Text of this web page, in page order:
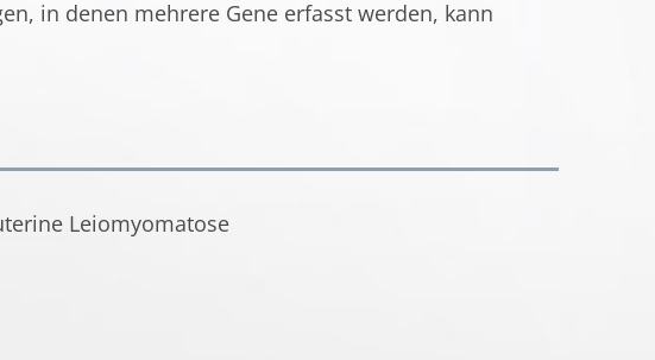
in denen mehrere Gene erfasst werden, kann
Leiomyomatose